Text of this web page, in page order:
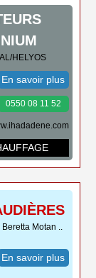
HELYOS
En savoir plus
0550 08 11 52
Motan ..
En savoir plus